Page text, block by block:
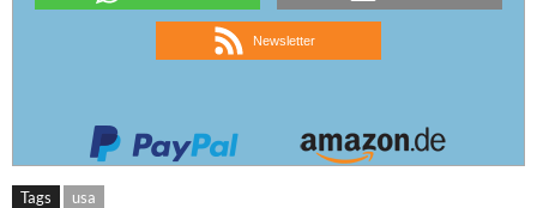
Newsletter
Tags usa